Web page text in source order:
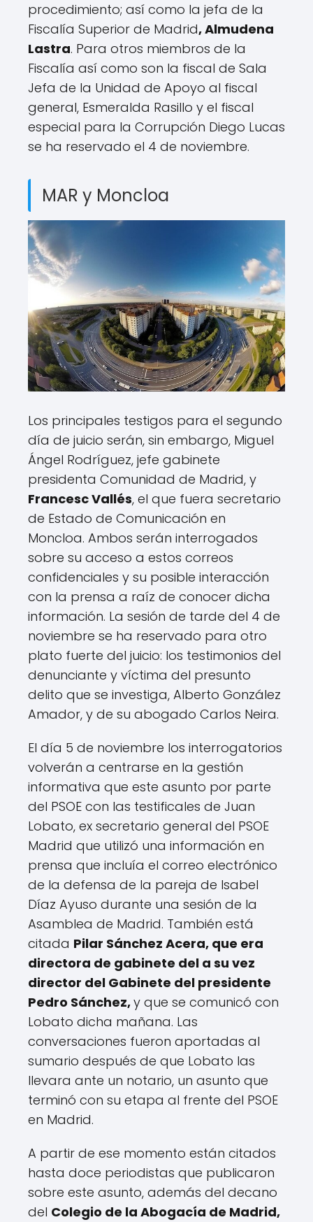
procedimiento; así como la jefa de la
Fiscalía Superior de Madrid, Almudena
Lastra. Para otros miembros de la
Fiscalía así como son la fiscal de Sala
Jefa de la Unidad de Apoyo al fiscal
general, Esmeralda Rasillo y el fiscal
especial para la Corrupción Diego Lucas
se ha reservado el 4 de noviembre.
MAR y Moncloa
Los principales testigos para el segundo
día de juicio serán, sin embargo, Miguel
Ángel Rodríguez, jefe gabinete
presidenta Comunidad de Madrid, y
Francesc Vallés, el que fuera secretario
de Estado de Comunicación en
Moncloa. Ambos serán interrogados
sobre su acceso a estos correos
confidenciales y su posible interacción
con la prensa a raíz de conocer dicha
información. La sesión de tarde del 4 de
noviembre se ha reservado para otro
plato fuerte del juicio: los testimonios del
denunciante y víctima del presunto
delito que se investiga, Alberto González
Amador, y de su abogado Carlos Neira.
El día 5 de noviembre los interrogatorios
volverán a centrarse en la gestión
informativa que este asunto por parte
del PSOE con las testificales de Juan
Lobato, ex secretario general del PSOE
Madrid que utilizó una información en
prensa que incluía el correo electrónico
de la defensa de la pareja de Isabel
Díaz Ayuso durante una sesión de la
Asamblea de Madrid. También está
citada Pilar Sánchez Acera, que era
directora de gabinete del a su vez
director del Gabinete del presidente
Pedro Sánchez,y que se comunicó con
Lobato dicha mañana. Las
conversaciones fueron aportadas al
sumario después de que Lobato las
llevara ante un notario, un asunto que
terminó con su etapa al frente del PSOE
en Madrid.
A partir de ese momento están citados
hasta doce periodistas que publicaron
sobre este asunto, además del decano
del Colegio de la Abogacía de Madrid,